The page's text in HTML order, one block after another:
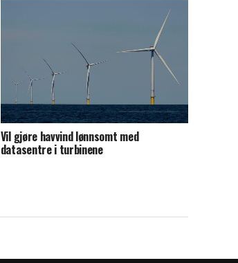
Vil gjøre havvind lønnsomt med
datasentre i turbinene